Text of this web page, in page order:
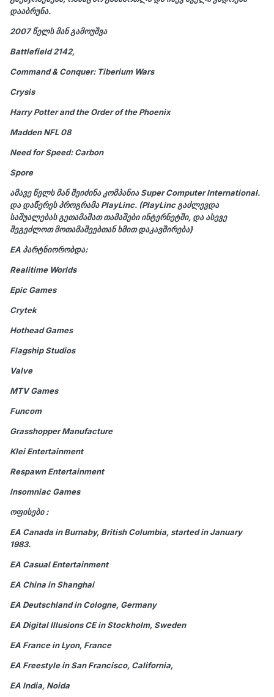
დააბრუნა.
2007 წელს მან გამოუშვა
Battlefield 2142,
Command & Conquer: Tiberium Wars
Crysis
Harry Potter and the Order of the Phoenix
Madden NFL 08
Need for Speed: Carbon
Spore
ამავე წელს მან შეიძინა კომპანიაSuper Computer International.
და დაწერეს პროგრამაPlayLinc. (PlayLinc გაძლევდა
საშუალებას გეთამაშათ თამაშები ინტერნეტში, და ასევე
შეგეძლოთ მოთამაშეებთან ხმით დაკავშირება)
EA პარტნიორობდა:
Realitime Worlds
Epic Games
Crytek
Hothead Games
Flagship Studios
Valve
MTV Games
Funcom
Grasshopper Manufacture
Klei Entertainment
Respawn Entertainment
Insomniac Games
ოფისები :
EA Canada in Burnaby, British Columbia, started in January
1983.
EA Casual Entertainment
EA China in Shanghai
EA Deutschland in Cologne, Germany
EA Digital Illusions CE in Stockholm, Sweden
EA France in Lyon, France
EA Freestyle in San Francisco, California,
EA India, Noida